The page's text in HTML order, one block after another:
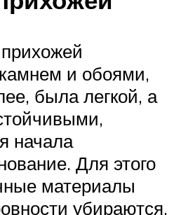
и обоями,
была легкой, а
начала
Для этого
материалы
убираются.